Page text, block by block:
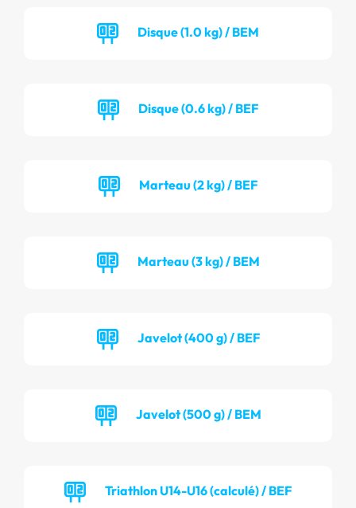
Disque (1.0 kg) / BEM
Disque (0.6 kg) / BEF
Marteau (2 kg) / BEF
Marteau (3 kg) / BEM
Javelot (400 g) / BEF
Javelot (500 g) / BEM
Triathlon U14-U16 (calculé) / BEF